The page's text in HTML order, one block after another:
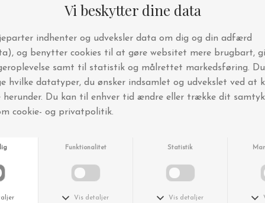
Andre købte også